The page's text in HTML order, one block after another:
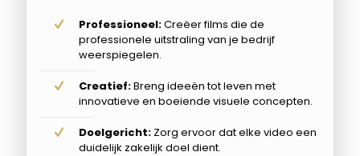
Professioneel:Creëer films die de
professionele uitstraling van je bedrijf
weerspiegelen.
Creatief:Breng ideeën tot leven met
innovatieve en boeiende visuele concepten.
Doelgericht: Zorg ervoor dat elke video een
duidelijk zakelijk doel dient.